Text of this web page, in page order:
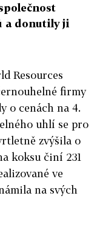
a donutily ji
Resources
firmy
o cenách na 4.
uhlí se pro
zvýšila o
koksu činí 231
ve
na svých